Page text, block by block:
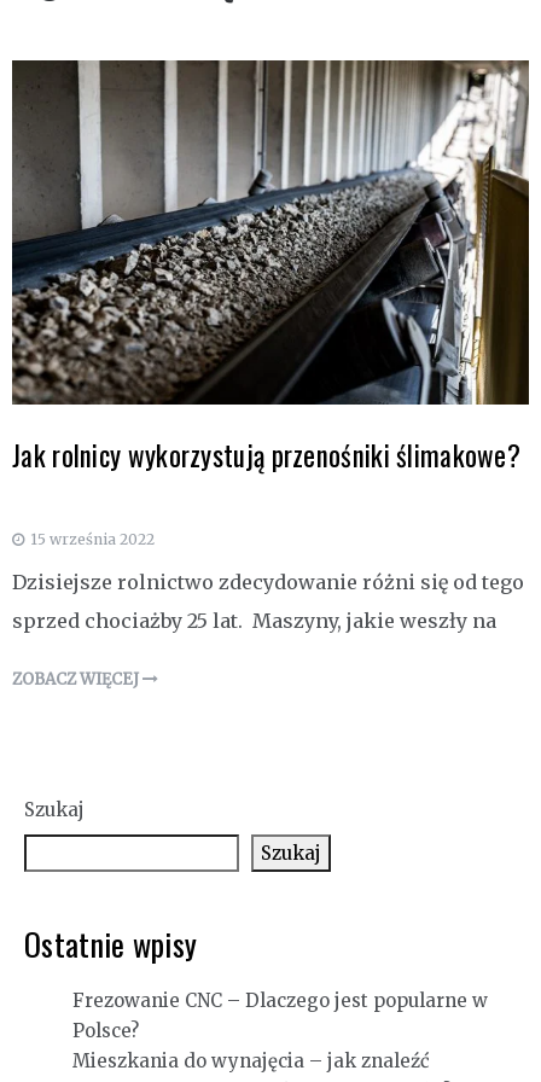
Jak rolnicy wykorzystują przenośniki ślimakowe?
15 września 2022
Dzisiejsze rolnictwo zdecydowanie różni się od tego
sprzed chociażby 25 lat. Maszyny, jakie weszły na
ZOBACZ WIĘCEJ
Szukaj
Szukaj
Ostatnie wpisy
Frezowanie CNC – Dlaczego jest popularne w
Polsce?
Mieszkania do wynajęcia – jak znaleźć